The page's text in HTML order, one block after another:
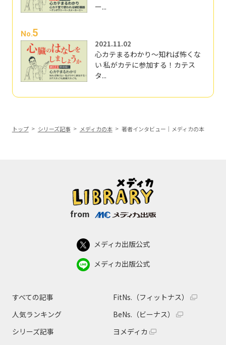
ー...
No.5
2021.11.02
心カテまるわかり～知れば怖くな
い 私がカテに参加する！カテス
タ...
トップ シリーズ記事 メディカの本 著者インタビュー｜メディカの本
from
メディカ出版公式
メディカ出版公式
すべての記事
人気ランキング
シリーズ記事
FitNs.（フィットナス）
BeNs.（ビーナス）
ヨメディカ